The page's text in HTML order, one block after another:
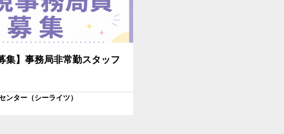
集】事務局非常勤スタッフ
ンター（シーライツ）